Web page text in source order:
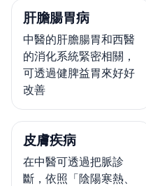
肝膽腸胃病
中醫的肝膽腸胃和西醫
的消化系統緊密相關，
可透過健脾益胃來好好
改善
皮膚疾病
在中醫可透過把脈診
斷，依照「陰陽寒熱、